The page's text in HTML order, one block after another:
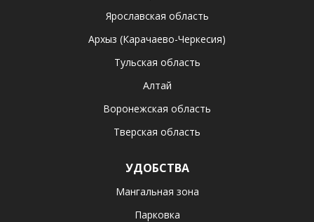
Ярославская область
Архыз (Карачаево-Черкесия)
Тульская область
Алтай
Воронежская область
Тверская область
УДОБСТВА
Мангальная зона
Парковка